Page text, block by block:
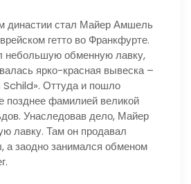
стал Майер Амшель
гетто во Франкфурте.
небольшую обменную лавку,
ярко-красная вывеска –
Оттуда и пошло
позднее фамилией великой
Унаследовав дело, Майер
лавку. Там он продавал
а заодно занимался обменом